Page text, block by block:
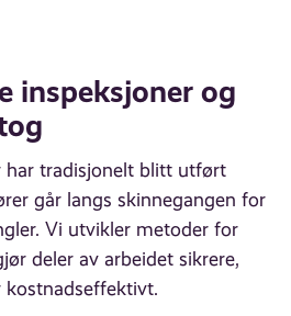
inspeksjoner og
har tradisjonelt blitt utført
går langs skinnegangen for
Vi utvikler metoder for
deler av arbeidet sikrere,